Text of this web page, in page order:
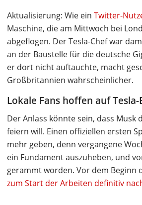
Aktualisierung: Wie ein Twitter-
Maschine, die am Mittwoch bei
abgeflogen. Der Tesla-Chef war
an der Baustelle für die deutsche
er dort nicht auftauchte, macht
Großbritannien wahrscheinlicher.
Lokale Fans hoffen auf Tesla-
Der Anlass könnte sein, dass Musk
feiern will. Einen offiziellen ersten
mehr geben, denn vergangene
ein Fundament auszuheben, und
gerammt worden. Vor dem Beginn
zum Start der Arbeiten definitiv